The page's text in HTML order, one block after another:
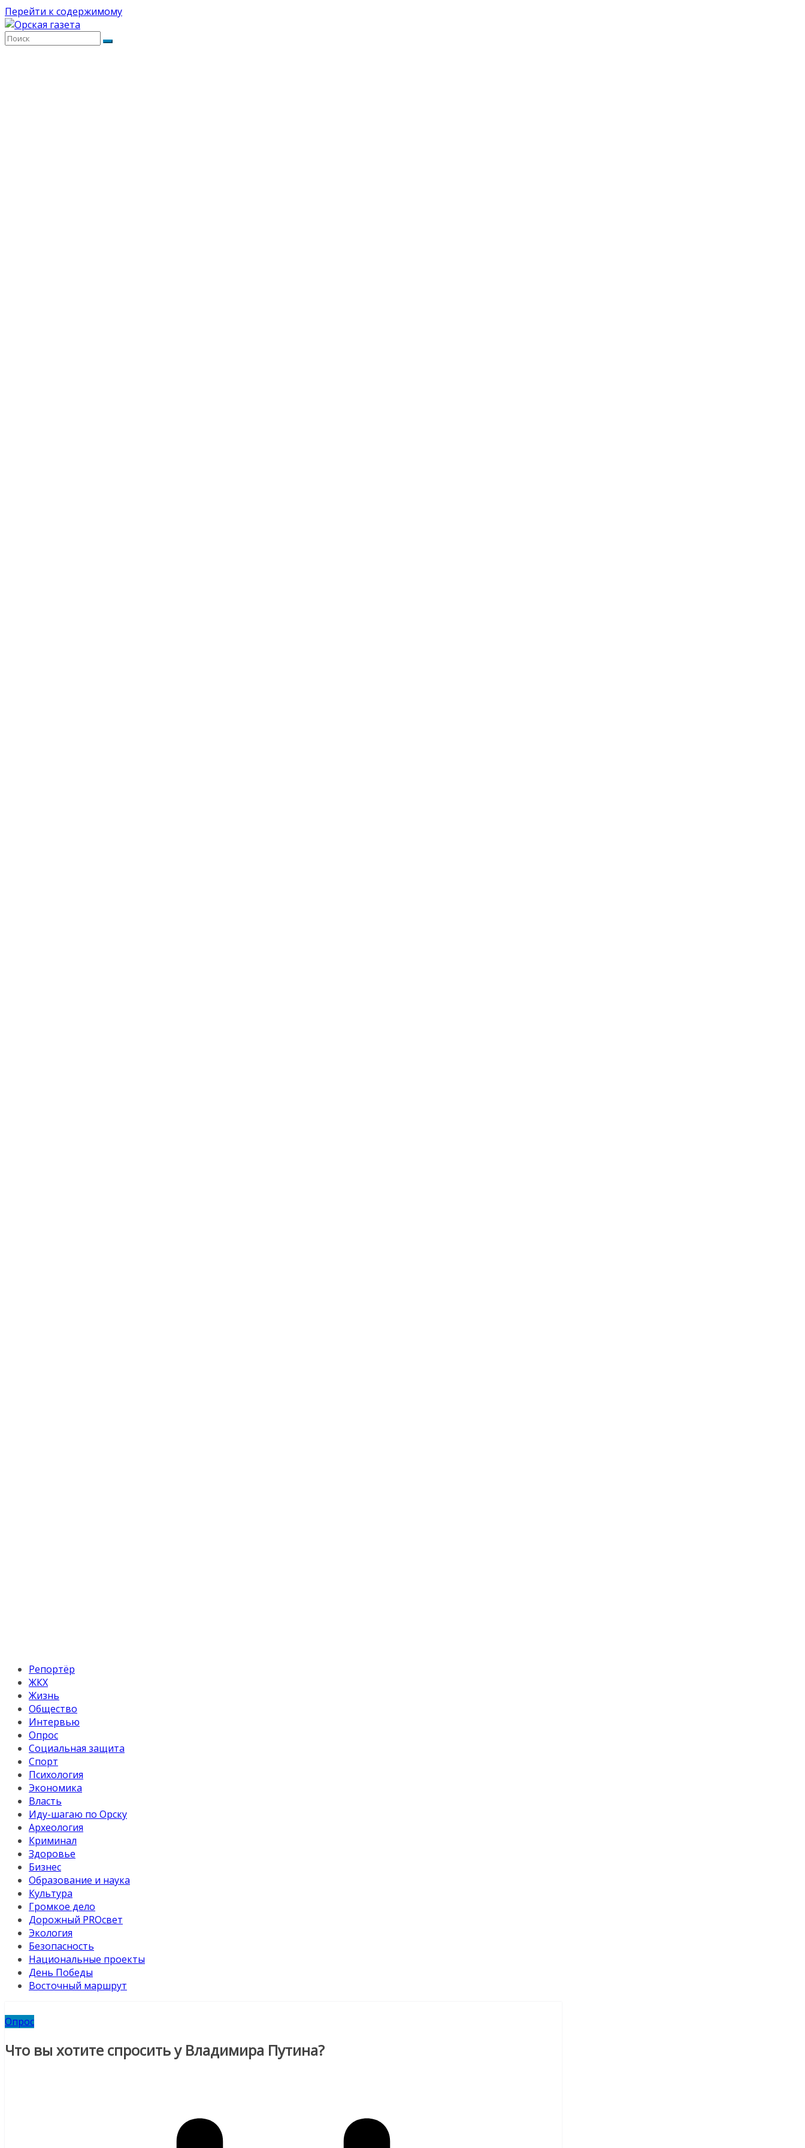
Перейти к содержимому
Репортёр
ЖКХ
Жизнь
Общество
Интервью
Опрос
Социальная защита
Спорт
Психология
Экономика
Власть
Иду-шагаю по Орску
Археология
Криминал
Здоровье
Бизнес
Образование и наука
Культура
Громкое дело
Дорожный PROсвет
Экология
Безопасность
Национальные проекты
День Победы
Восточный маршрут
Опрос
Что вы хотите спросить у Владимира Путина?